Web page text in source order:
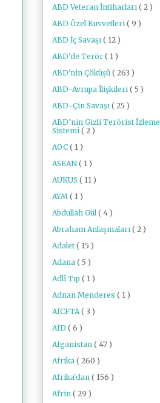
ABD Veteran İntiharları ( 2 )
ABD Özel Kuvvetleri ( 9 )
ABD İç Savaşı ( 12 )
ABD'de Terör ( 1 )
ABD'nin Çöküşü ( 263 )
ABD-Avrupa İlişkileri ( 5 )
ABD-Çin Savaşı ( 25 )
ABD’nin Gizli Terörist İzleme
Sistemi ( 2 )
AOC ( 1 )
ASEAN ( 1 )
AUKUS ( 11 )
AYM ( 1 )
Abdullah Gül ( 4 )
Abraham Anlaşmaları ( 2 )
Adalet ( 15 )
Adana ( 5 )
Adlî Tıp ( 1 )
Adnan Menderes ( 1 )
AfCFTA ( 3 )
AfD ( 6 )
Afganistan ( 47 )
Afrika ( 260 )
Afrika'dan ( 156 )
Afrin ( 29 )